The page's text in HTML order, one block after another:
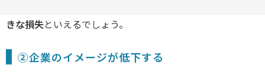
きな損失といえるでしょう。
②企業のイメージが低下する